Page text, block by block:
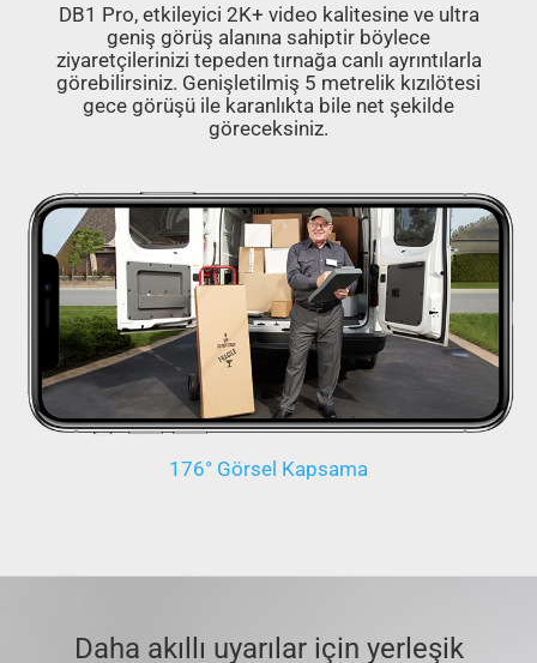
DB1 Pro, etkileyici 2K+ video kalitesine ve ultra
geniş görüş alanına sahiptir böylece
ziyaretçilerinizi tepeden tırnağa canlı ayrıntılarla
görebilirsiniz. Genişletilmiş 5 metrelik kızılötesi
gece görüşü ile karanlıkta bile net şekilde
göreceksiniz.
176° Görsel Kapsama
Daha akıllı uyarılar için yerleşik